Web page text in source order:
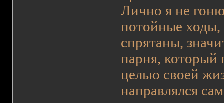
Лично я не
потойные ходы,
спрятаны,
парня,
целью своей
направлялся